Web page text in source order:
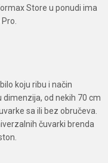
Store u ponudi ima
koju ribu i način
od nekih 70 cm
sa ili bez obručeva.
čuvarki brenda